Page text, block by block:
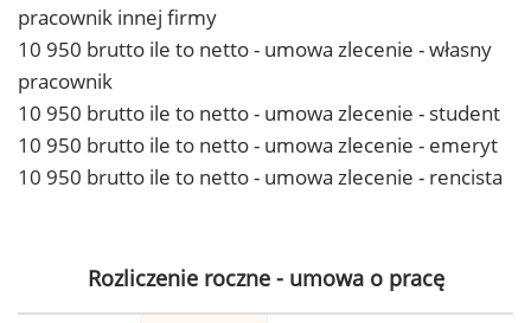
pracownik innej firmy
10 950 brutto ile to netto - umowa zlecenie - własny
pracownik
10 950 brutto ile to netto - umowa zlecenie - student
10 950 brutto ile to netto - umowa zlecenie - emeryt
10 950 brutto ile to netto - umowa zlecenie - rencista
Rozliczenie roczne - umowa o pracę